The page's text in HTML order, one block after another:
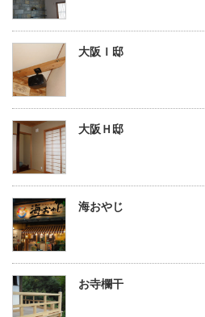
大阪Ｉ邸
大阪Ｈ邸
海おやじ
お寺欄干